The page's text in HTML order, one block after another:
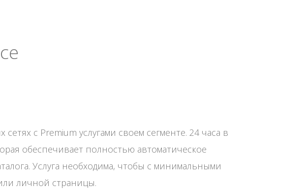
с Premium услугами своем сегменте. 24 часа в
обеспечивает полностью автоматическое
Услуга необходима, чтобы с минимальными
личной страницы.